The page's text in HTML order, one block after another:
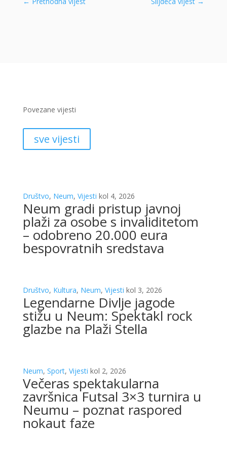
Povezane vijesti
sve vijesti
Društvo, Neum, Vijesti kol 4, 2026
Neum gradi pristup javnoj
plaži za osobe s invaliditetom
– odobreno 20.000 eura
bespovratnih sredstava
Društvo, Kultura, Neum, Vijesti kol 3, 2026
Legendarne Divlje jagode
stižu u Neum: Spektakl rock
glazbe na Plaži Stella
Neum, Sport, Vijesti kol 2, 2026
Večeras spektakularna
završnica Futsal 3×3 turnira u
Neumu – poznat raspored
nokaut faze